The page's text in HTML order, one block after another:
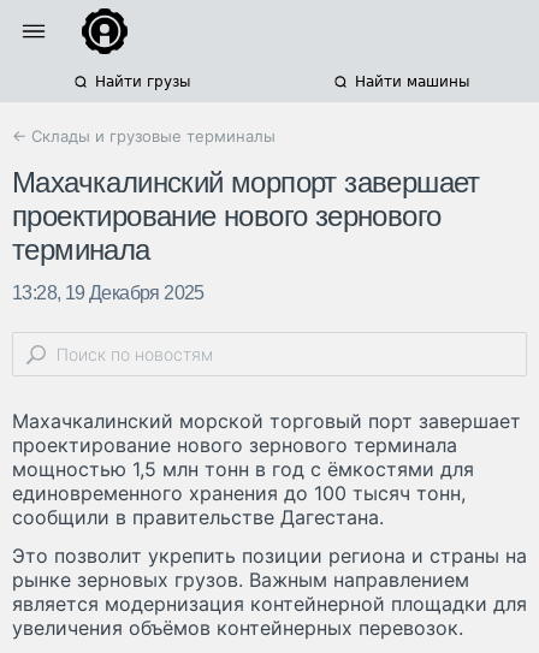
Найти грузы Найти машины
← Склады и грузовые терминалы
Махачкалинский морпорт завершает
проектирование нового зернового
терминала
13:28, 19 Декабря 2025
Махачкалинский морской торговый порт завершает
проектирование нового зернового терминала
мощностью 1,5 млн тонн в год с ёмкостями для
единовременного хранения до 100 тысяч тонн,
сообщили в правительстве Дагестана.
Это позволит укрепить позиции региона и страны на
рынке зерновых грузов. Важным направлением
является модернизация контейнерной площадки для
увеличения объёмов контейнерных перевозок.